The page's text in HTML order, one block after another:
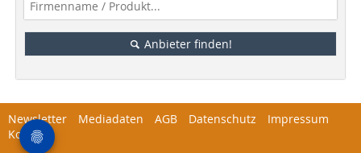
Anbieter finden!
Newsletter Mediadaten AGB Datenschutz
Impressum
Kontakt